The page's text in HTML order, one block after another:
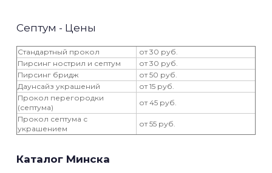
Септум - Цены
Cтандартный прокол
от 30 руб.
Пирсинг нострил и септум
от 30 руб.
Пирсинг бридж
от 50 руб.
Даунсайз украшений
от 15 руб.
Прокол перегородки
(септума)
от 45 руб.
Прокол септума с
украшением
от 55 руб.
Каталог Минска